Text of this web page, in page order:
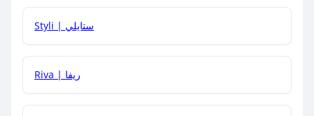
هل يمكنني جمع كود خصم مع العروض الأخرى؟
Styli | ستايلي
Riva | ريفا